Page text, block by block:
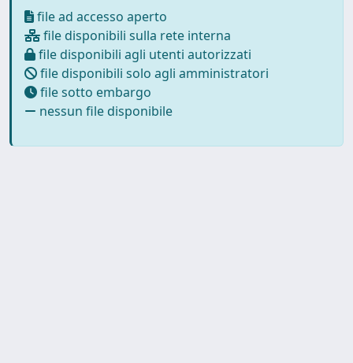
file ad accesso aperto
file disponibili sulla rete interna
file disponibili agli utenti autorizzati
file disponibili solo agli amministratori
file sotto embargo
nessun file disponibile